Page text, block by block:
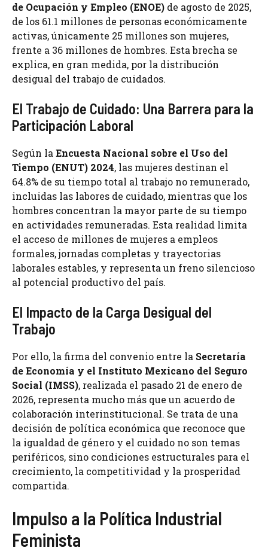
de Ocupación y Empleo (ENOE) de agosto de 2025,
de los 61.1 millones de personas económicamente
activas, únicamente 25 millones son mujeres,
frente a 36 millones de hombres. Esta brecha se
explica, en gran medida, por la distribución
desigual del trabajo de cuidados.
El Trabajo de Cuidado: Una Barrera para la
Participación Laboral
Según la Encuesta Nacional sobre el Uso del
Tiempo (ENUT) 2024, las mujeres destinan el
64.8% de su tiempo total al trabajo no remunerado,
incluidas las labores de cuidado, mientras que los
hombres concentran la mayor parte de su tiempo
en actividades remuneradas. Esta realidad limita
el acceso de millones de mujeres a empleos
formales, jornadas completas y trayectorias
laborales estables, y representa un freno silencioso
al potencial productivo del país.
El Impacto de la Carga Desigual del
Trabajo
Por ello, la firma del convenio entre la Secretaría
de Economía y el Instituto Mexicano del Seguro
Social (IMSS), realizada el pasado 21 de enero de
2026, representa mucho más que un acuerdo de
colaboración interinstitucional. Se trata de una
decisión de política económica que reconoce que
la igualdad de género y el cuidado no son temas
periféricos, sino condiciones estructurales para el
crecimiento, la competitividad y la prosperidad
compartida.
Impulso a la Política Industrial
Feminista